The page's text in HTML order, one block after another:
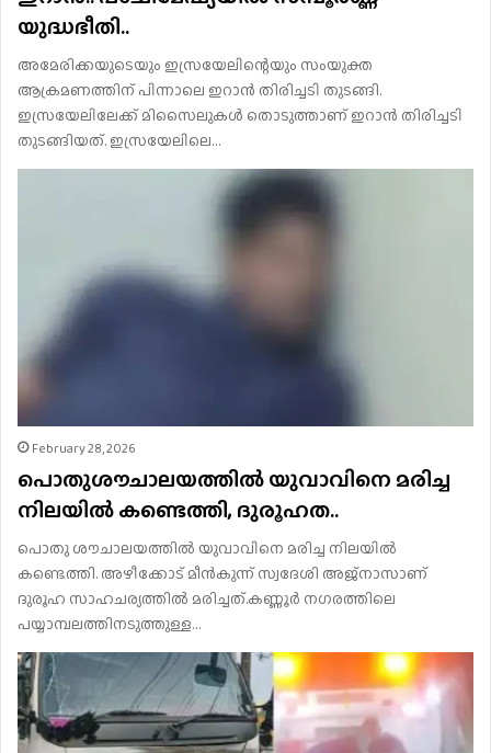
യുദ്ധഭീതി..
അമേരിക്കയുടെയും ഇസ്രയേലിന്റെയും സംയുക്ത
ആക്രമണത്തിന് പിന്നാലെ ഇറാൻ തിരിച്ചടി തുടങ്ങി.
ഇസ്രയേലിലേക്ക് മിസൈലുകൾ തൊടുത്താണ് ഇറാൻ തിരിച്ചടി
തുടങ്ങിയത്. ഇസ്രയേലിലെ…
February 28, 2026
പൊതുശൗചാലയത്തില്‍ യുവാവിനെ മരിച്ച
നിലയില്‍ കണ്ടെത്തി, ദുരൂഹത..
പൊതു ശൗചാലയത്തില്‍ യുവാവിനെ മരിച്ച നിലയില്‍
കണ്ടെത്തി. അഴീക്കോട് മീന്‍കുന്ന് സ്വദേശി അജ്നാസാണ്
ദുരൂഹ സാഹചര്യത്തില്‍ മരിച്ചത്.കണ്ണൂര്‍ നഗരത്തിലെ
പയ്യാമ്പലത്തിനടുത്തുള്ള…